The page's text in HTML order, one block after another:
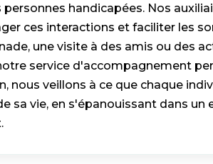
handicapées. Nos
ces interactions et faciliter les
une visite à des amis ou des
service d'accompagnement
nous veillons à ce que chaque
sa vie, en s'épanouissant dans un